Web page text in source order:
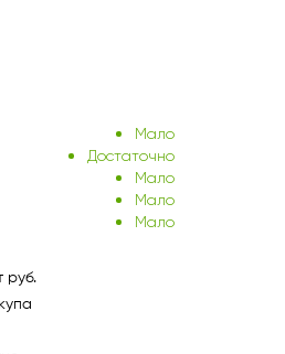
Мало
Достаточно
Мало
Мало
Мало
руб.